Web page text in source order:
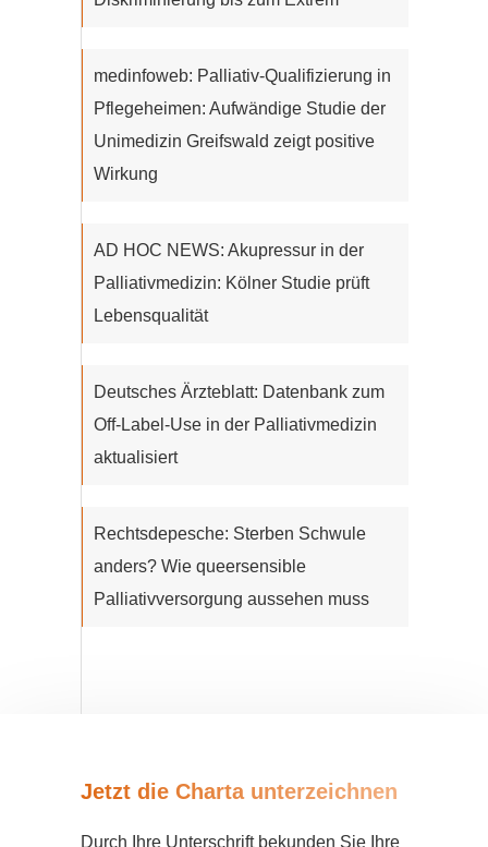
medinfoweb: Palliativ-Qualifizierung in
Pflegeheimen: Aufwändige Studie der
Unimedizin Greifswald zeigt positive
Wirkung
AD HOC NEWS: Akupressur in der
Palliativmedizin: Kölner Studie prüft
Lebensqualität
Deutsches Ärzteblatt: Datenbank zum
Off-Label-Use in der Palliativmedizin
aktualisiert
Rechtsdepesche: Sterben Schwule
anders? Wie queersensible
Palliativversorgung aussehen muss
Jetzt die Charta unterzeichnen
Durch Ihre Unterschrift bekunden Sie Ihre